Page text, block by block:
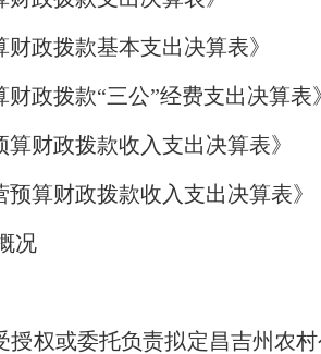
政拨款基本支出决算表》
政拨款“三公”经费支出决算表》
财政拨款收入支出决算表》
算财政拨款收入支出决算表》
况
授权或委托负责拟定昌吉州农